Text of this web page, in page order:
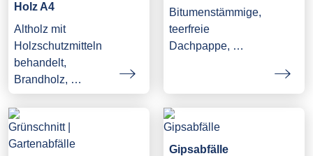
Holz A4
Altholz mit
Holzschutzmitteln
behandelt,
Brandholz, …
Bitumenstämmige,
teerfreie
Dachpappe, …
Gipsabfälle